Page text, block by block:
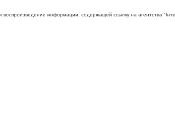
воспроизведение информации, содержащей ссылку на агентства